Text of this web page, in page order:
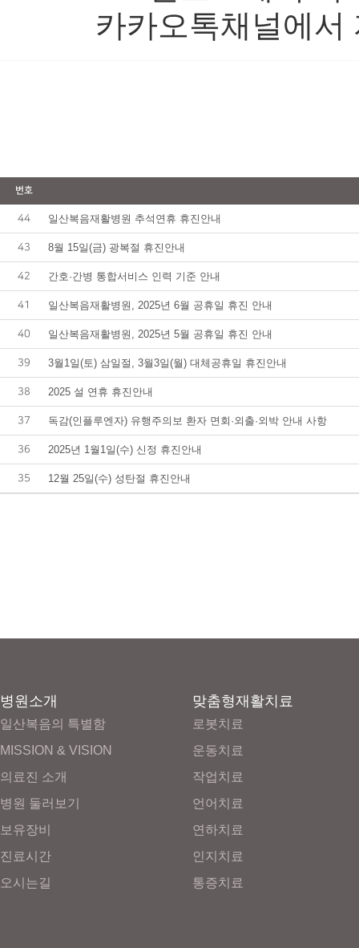
카카오톡채널에
번호
44 일산복음재활병원 추석연휴 휴진안내
43 8월 15일(금) 광복절 휴진안내
42 간호·간병 통합서비스 인력 기준 안내
41 일산복음재활병원, 2025년 6월 공휴일 휴진 안내
40 일산복음재활병원, 2025년 5월 공휴일 휴진 안내
39 3월1일(토) 삼일절, 3월3일(월) 대체공휴일 휴진안내
38 2025 설 연휴 휴진안내
37 독감(인플루엔자) 유행주의보 환자 면회·외출·외박 안내 사항
36 2025년 1월1일(수) 신정 휴진안내
35 12월 25일(수) 성탄절 휴진안내
병원소개
일산복음의 특별함
MISSION & VISION
의료진 소개
병원 둘러보기
보유장비
진료시간
오시는길
맞춤형재활치료
로봇치료
운동치료
작업치료
언어치료
연하치료
인지치료
통증치료